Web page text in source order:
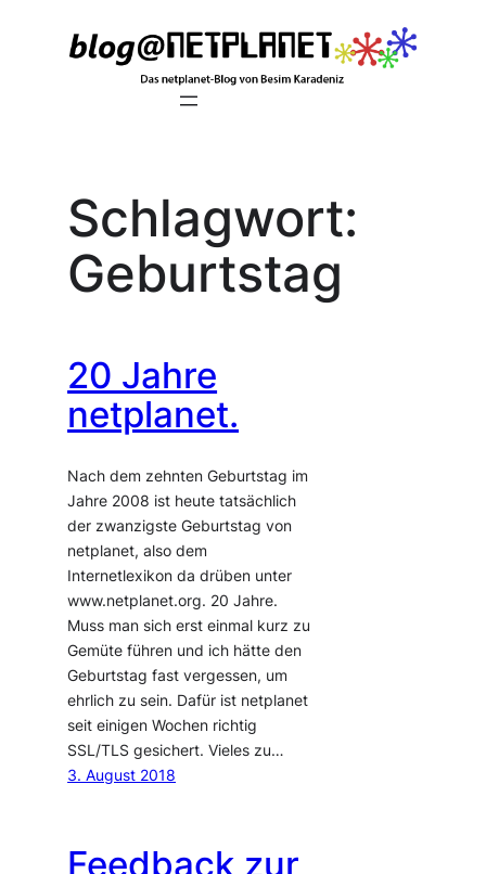
Schlagwort:
Geburtstag
20 Jahre
netplanet.
Nach dem zehnten Geburtstag im
Jahre 2008 ist heute tatsächlich
der zwanzigste Geburtstag von
netplanet, also dem
Internetlexikon da drüben unter
www.netplanet.org. 20 Jahre.
Muss man sich erst einmal kurz zu
Gemüte führen und ich hätte den
Geburtstag fast vergessen, um
ehrlich zu sein. Dafür ist netplanet
seit einigen Wochen richtig
SSL/TLS gesichert. Vieles zu…
3. August 2018
Feedback zur